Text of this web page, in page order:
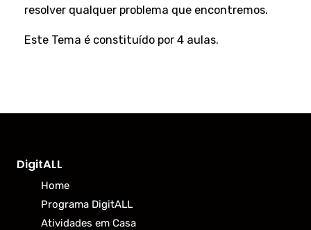
resolver qualquer problema que encontremos.
Este Tema é constituído por 4 aulas.
DigitALL
Home
Programa DigitALL
Atividades em Casa